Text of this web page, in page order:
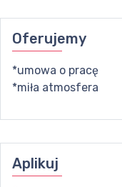
Oferujemy
*umowa o pracę
*miła atmosfera
Aplikuj